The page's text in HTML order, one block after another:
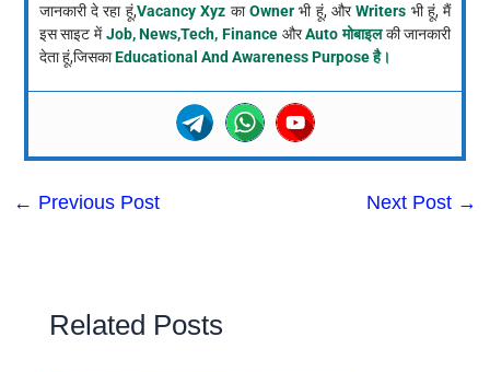
जानकारी दे रहा हूं,Vacancy Xyz काOwnerभी हूं, औरWriters भी हूं, मैं
इस साइट मेंJob, News,Tech, Finance औरAuto मोबाइलकी जानकारी
देता हूं,जिसकाEducational And Awareness Purpose है।
← Previous Post Next Post →
Related Posts